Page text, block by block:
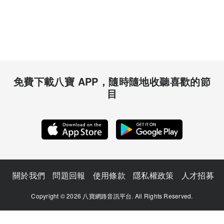
免費下載八寶 APP，隨時隨地收聽喜歡的節
目
關於我們 問題回報 使用條款 隱私權政策 人才招募
Copyright © 2026 八寶網路音訊平台. All Rights Reserved.